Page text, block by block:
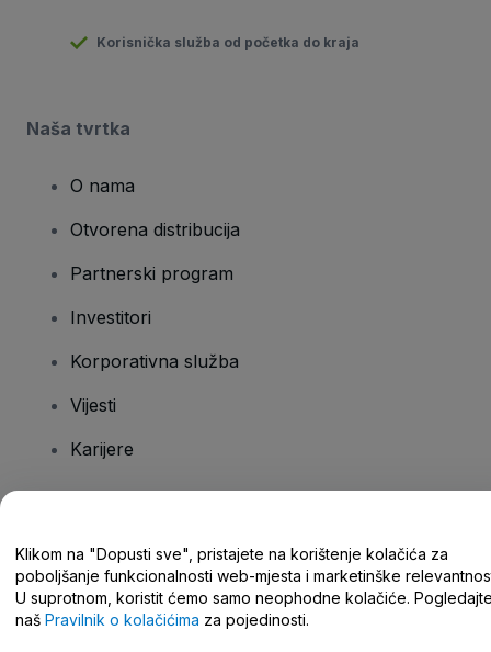
Korisnička služba od početka do kraja
Naša tvrtka
O nama
Otvorena distribucija
Partnerski program
Investitori
Korporativna služba
Vijesti
Karijere
Centar za pomoć/kontaktirajte nas
Klikom na "Dopusti sve", pristajete na korištenje kolačića za
poboljšanje funkcionalnosti web-mjesta i marketinške
U suprotnom, koristit ćemo samo neophodne kolačiće.
naš Pravilnik o kolačićima za pojedinosti.